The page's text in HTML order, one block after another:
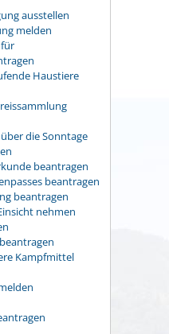
ausstellen
melden
Haustiere
die Sonntage
beantragen
beantragen
beantragen
nehmen
Kampfmittel